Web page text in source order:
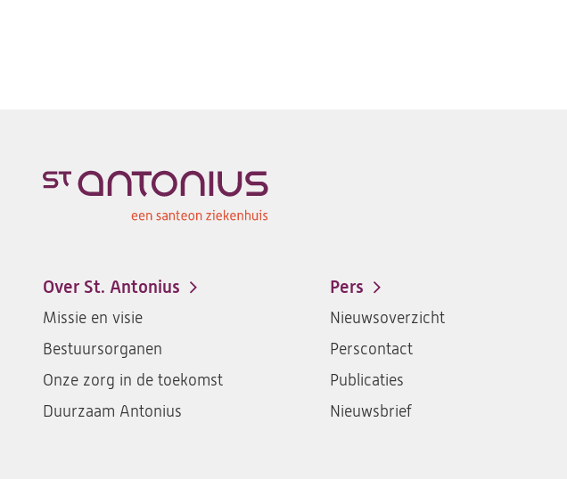
Footer-
menu
Over St. Antonius
Missie en visie
Bestuursorganen
Onze zorg in de toekomst
Duurzaam Antonius
Pers
Nieuwsoverzicht
Perscontact
Publicaties
Nieuwsbrief